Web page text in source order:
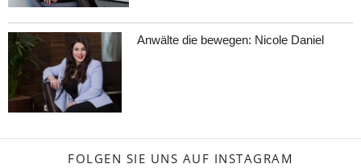
Anwälte die bewegen: Nicole Daniel
FOLGEN SIE UNS AUF INSTAGRAM